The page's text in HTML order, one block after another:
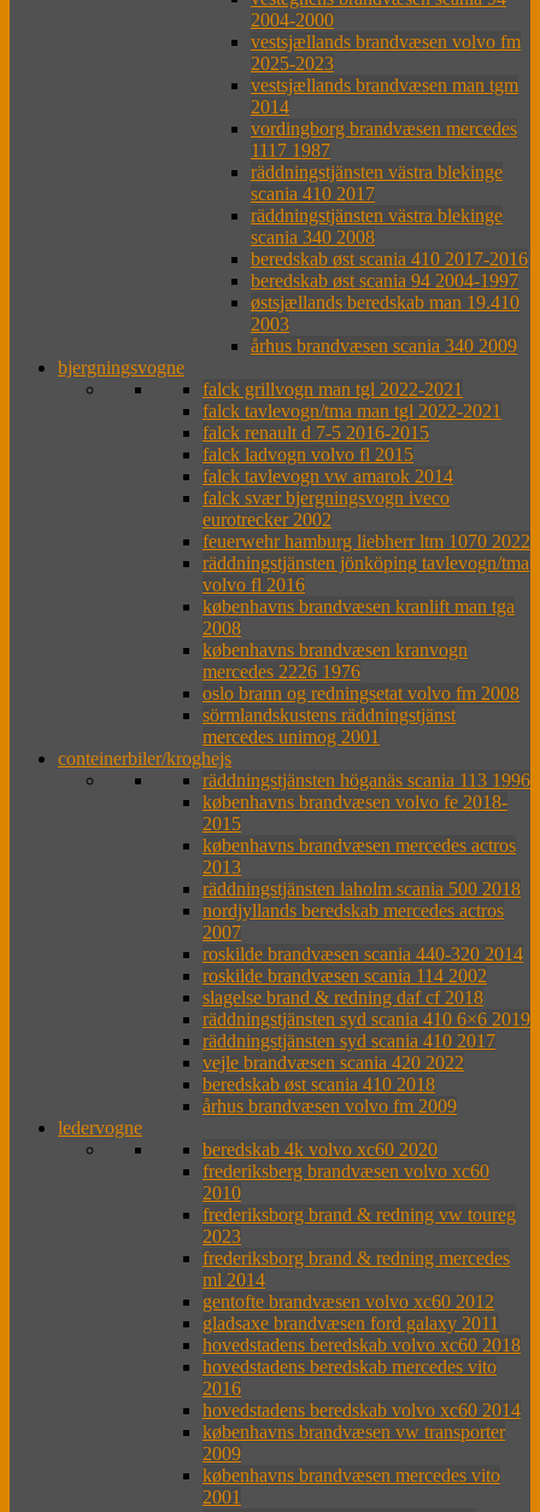
2004-2000
vestsjællands brandvæsen volvo fm
2025-2023
vestsjællands brandvæsen man tgm
2014
vordingborg brandvæsen mercedes
1117 1987
räddningstjänsten västra blekinge
scania 410 2017
räddningstjänsten västra blekinge
scania 340 2008
beredskab øst scania 410 2017-2016
beredskab øst scania 94 2004-1997
østsjællands beredskab man 19.410
2003
århus brandvæsen scania 340 2009
bjergningsvogne
falck grillvogn man tgl 2022-2021
falck tavlevogn/tma man tgl 2022-2021
falck renault d 7-5 2016-2015
falck ladvogn volvo fl 2015
falck tavlevogn vw amarok 2014
falck svær bjergningsvogn iveco
eurotrecker 2002
feuerwehr hamburg liebherr ltm 1070 2022
räddningstjänsten jönköping tavlevogn/tma
volvo fl 2016
københavns brandvæsen kranlift man tga
2008
københavns brandvæsen kranvogn
mercedes 2226 1976
oslo brann og redningsetat volvo fm 2008
sörmlandskustens räddningstjänst
mercedes unimog 2001
conteinerbiler/kroghejs
räddningstjänsten höganäs scania 113 1996
københavns brandvæsen volvo fe 2018-
2015
københavns brandvæsen mercedes actros
2013
räddningstjänsten laholm scania 500 2018
nordjyllands beredskab mercedes actros
2007
roskilde brandvæsen scania 440-320 2014
roskilde brandvæsen scania 114 2002
slagelse brand & redning daf cf 2018
räddningstjänsten syd scania 410 6×6 2019
räddningstjänsten syd scania 410 2017
vejle brandvæsen scania 420 2022
beredskab øst scania 410 2018
århus brandvæsen volvo fm 2009
ledervogne
beredskab 4k volvo xc60 2020
frederiksberg brandvæsen volvo xc60
2010
frederiksborg brand & redning vw toureg
2023
frederiksborg brand & redning mercedes
ml 2014
gentofte brandvæsen volvo xc60 2012
gladsaxe brandvæsen ford galaxy 2011
hovedstadens beredskab volvo xc60 2018
hovedstadens beredskab mercedes vito
2016
hovedstadens beredskab volvo xc60 2014
københavns brandvæsen vw transporter
2009
københavns brandvæsen mercedes vito
2001